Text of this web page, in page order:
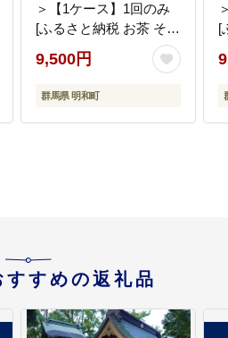
＞【1ケース】1回のみ
[ふるさと納税 お茶 そば
茶 ノンカフェイン ペッ
トボトル 国産 まとめ買
い 伊藤園]
9,500円
群馬県 明和町
[
すすめの返礼品